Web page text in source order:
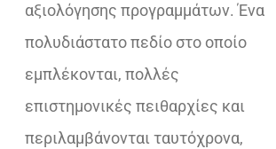
αξιολόγησης προγραμμάτων. Ένα
πολυδιάστατο πεδίο στο οποίο
εμπλέκονται, πολλές
επιστημονικές πειθαρχίες και
περιλαμβάνονται ταυτόχρονα,